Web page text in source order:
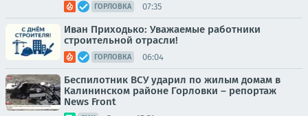
ГОРЛОВКА 07:35
Иван Приходько: Уважаемые работники
строительной отрасли!
ГОРЛОВКА 06:04
Беспилотник ВСУ ударил по жилым домам в
Калининском районе Горловки – репортаж
News Front